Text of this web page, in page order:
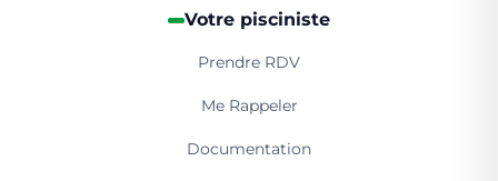
Votre pisciniste
Prendre RDV
Me Rappeler
Documentation